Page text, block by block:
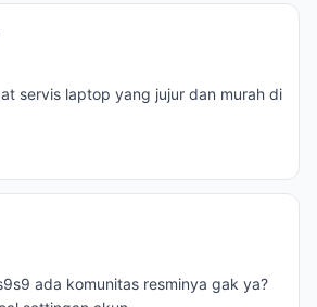
servis laptop yang jujur dan murah di
ada komunitas resminya gak ya?